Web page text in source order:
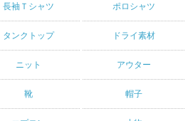
長袖Ｔシャツ ポロシャツ
タンクトップ ドライ素材
ニット アウター
靴 帽子